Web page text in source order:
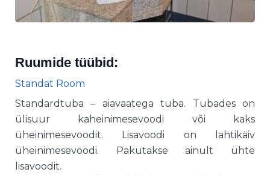
Ruumide tüübid:
Standat Room
Standardtuba – aiavaatega tuba. Tubades on
ülisuur kaheinimesevoodi või kaks
üheinimesevoodit. Lisavoodi on lahtikäiv
üheinimesevoodi. Pakutakse ainult ühte
lisavoodit.